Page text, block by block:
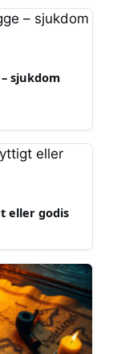
sjukdom
eller godis